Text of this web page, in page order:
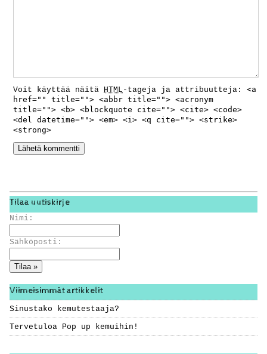
Voit käyttää näitä HTML -tageja ja attribuutteja: <a
href="" title=""> <abbr title=""> <acronym
title=""> <b> <blockquote cite=""> <cite> <code>
<del datetime=""> <em> <i> <q cite=""> <strike>
<strong>
Tilaa uutiskirje
Nimi:
Sähköposti:
Viimeisimmät artikkelit
Sinustako kemutestaaja?
Tervetuloa Pop up kemuihin!